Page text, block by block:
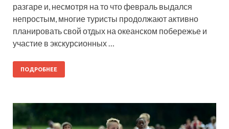
разгаре и, несмотря на то что февраль выдался
непростым, многие туристы продолжают активно
планировать свой отдых на океанском побережье и
участие в экскурсионных …
ПОДРОБНЕЕ